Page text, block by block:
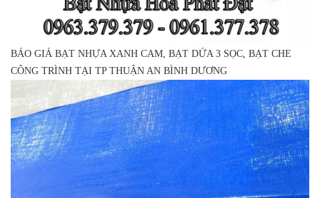
BÁO GIÁ BẠT NHỰA XANH CAM, BẠT DỨA 3 SỌC, BẠT CHE
CÔNG TRÌNH TẠI TP THUẬN AN BÌNH DƯƠNG